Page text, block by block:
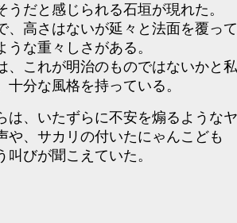
だと感じられる石垣が現れた。
、高さはないが延々と法面を覆っ
うな重々しさがある。
、これが明治のものではないかと
十分な風格を持っている。
、いたずらに不安を煽るような
や、サカリの付いたにゃんこども
叫びが聞こえていた。